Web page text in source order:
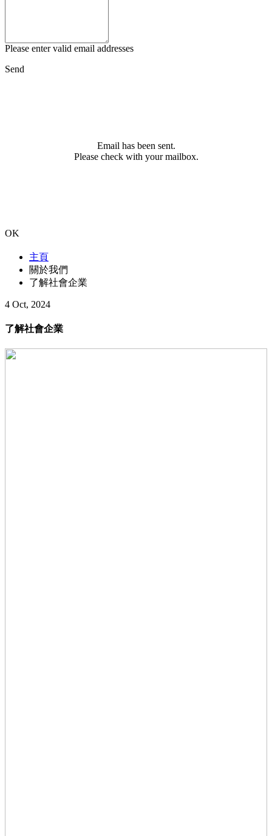
Please enter valid email addresses
Send
Email has been sent.
Please check with your mailbox.
OK
主頁
關於我們
了解社會企業
4 Oct, 2024
了解社會企業